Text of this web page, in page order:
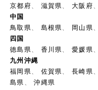
京都府
滋賀県 大阪府
中国
鳥取県
島根県 岡山県
四国
徳島県
香川県 、愛媛県
九州沖縄
福岡県
佐賀県 、長崎県
島県
、沖縄県